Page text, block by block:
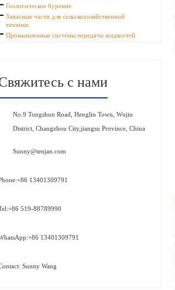
Геологическое бурение
Запасные части для сельскохозяйственной
техники
Промышленные системы передачи жидкостей
с нами
No.9 Tongshun Road, Henglin Town, Wujin
District, Changzhou City,jiangsu Province, China
Sunny@tenjan.com
13401309791
519-88789990
13401309791
Sunny Wang